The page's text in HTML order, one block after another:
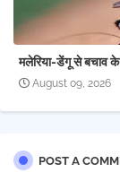
मलेरिया-डेंगू से बचाव
August 09, 2026
POST A